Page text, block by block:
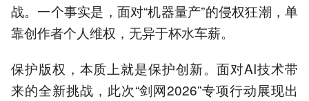
战。一个事实是，面对“机器量产”的侵权狂潮，单
靠创作者个人维权，无异于杯水车薪。
保护版权，本质上就是保护创新。面对AI技术带
来的全新挑战，此次“剑网2026”专项行动展现出